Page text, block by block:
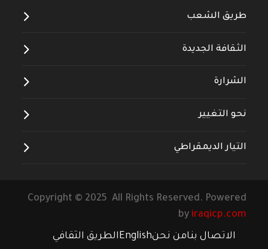
طريق الشعب
الثقافة الجديدة
الشرارة
نحو التغيير
التيار الديمقراطي
Copyright © 2025 All Rights Reserved. Powered
by iraqicp.com
الاتصال بنامن نحنEnglishالطريق الثقافي